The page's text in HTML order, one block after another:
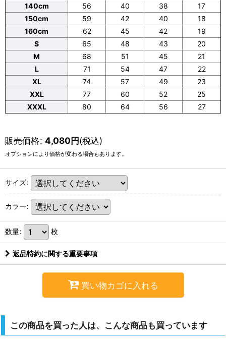
140cm
56 40 38
17
150cm
59 42 40
18
160cm
62 45 42
19
S
65 48 43
20
M
68 51 45
21
L
71 54 47
22
XL
74 57 49
23
XXL
77 60 52
25
XXXL
80 64 56 27
販売価格: 4,080円(税込)
オプションにより価格が変わる場合もあります。
サイズ:
カラー:
数量: 枚
返品特約に関する重要事項
買い物カゴに入れる
この商品を買った人は、こんな商品も買っています